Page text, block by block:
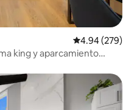
Calificación
4.94 (279)
king y aparcamiento